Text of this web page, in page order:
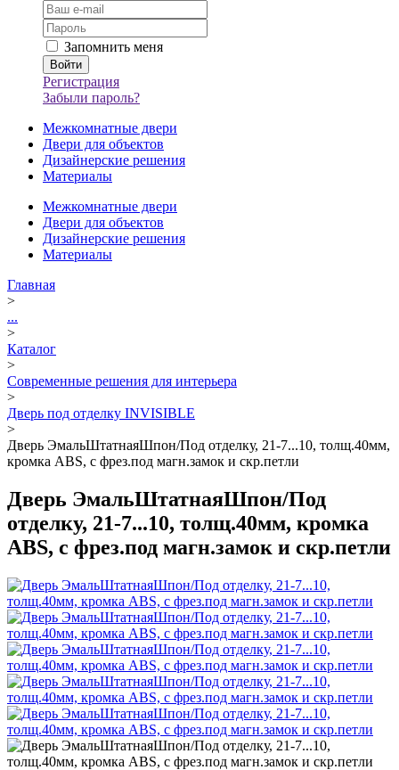
Запомнить меня
Регистрация
Забыли пароль?
Межкомнатные двери
Двери для объектов
Дизайнерские решения
Материалы
Межкомнатные двери
Двери для объектов
Дизайнерские решения
Материалы
Главная
>
...
>
Каталог
>
Современные решения для интерьера
>
Дверь под отделку INVISIBLE
>
Дверь ЭмальШтатнаяШпон/Под отделку, 21-7...10, толщ.40мм,
кромка ABS, с фрез.под магн.замок и скр.петли
Дверь ЭмальШтатнаяШпон/Под
отделку, 21-7...10, толщ.40мм, кромка
ABS, с фрез.под магн.замок и скр.петли